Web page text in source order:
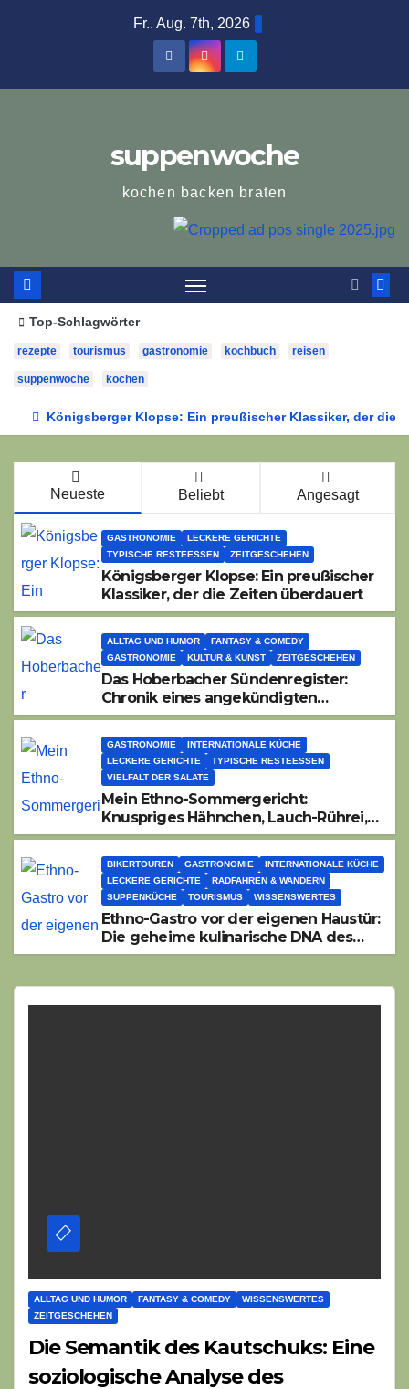
Fr.. Aug. 7th, 2026
suppenwoche
kochen backen braten
Top-Schlagwörter
rezepte tourismus gastronomie kochbuch reisen
suppenwoche kochen
Königsberger Klopse: Ein preußischer Klassiker, der die
Neueste Beliebt Angesagt
GASTRONOMIE
LECKERE GERICHTE
TYPISCHE RESTEESSEN
ZEITGESCHEHEN
Königsberger Klopse: Ein preußischer
Klassiker, der die Zeiten überdauert
ALLTAG UND HUMOR
FANTASY & COMEDY
GASTRONOMIE
KULTUR & KUNST ZEITGESCHEHEN
Das Hoberbacher Sündenregister:
Chronik eines angekündigten
Dorffest-Debakels
GASTRONOMIE
INTERNATIONALE KÜCHE
LECKERE GERICHTE
TYPISCHE RESTEESSEN
VIELFALT DER SALATE
Mein Ethno-Sommergericht:
Knuspriges Hähnchen, Lauch-Rührei,
Salat
BIKERTOUREN GASTRONOMIE
INTERNATIONALE KÜCHE
LECKERE GERICHTE
RADFAHREN & WANDERN
SUPPENKÜCHE
TOURISMUS WISSENSWERTES
Ethno-Gastro vor der eigenen Haustür:
Die geheime kulinarische DNA des
Gasthofs „Zur Eiche“
ALLTAG UND HUMOR FANTASY & COMEDY
WISSENSWERTES
ZEITGESCHEHEN
Die Semantik des Kautschuks: Eine
soziologische Analyse des